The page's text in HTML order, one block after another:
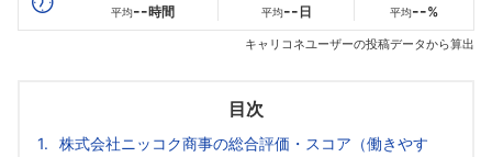
平均--時間 平均-- 日 平均--%
キャリコネユーザーの投稿データから算出
目次
株式会社ニッコク商事の総合評価・スコア（働きやす